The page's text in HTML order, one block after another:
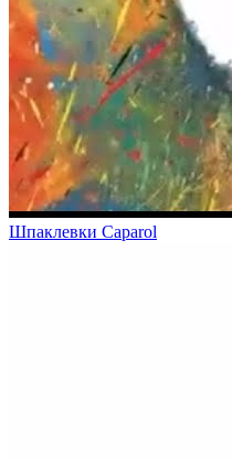
Шпаклевки Caparol